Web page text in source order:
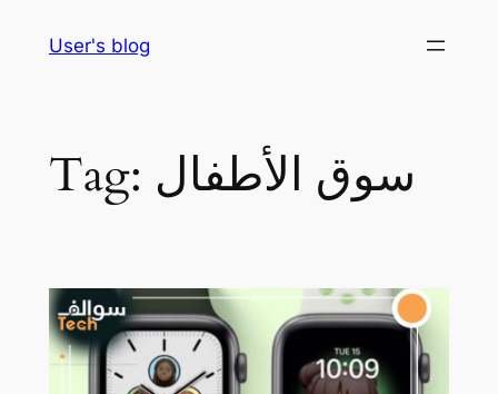
User's blog
Tag: سوق الأطفال